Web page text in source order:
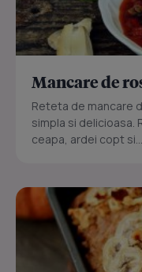
Mancare de
Reteta de mancare
simpla si delicioasa.
ceapa, ardei copt si...